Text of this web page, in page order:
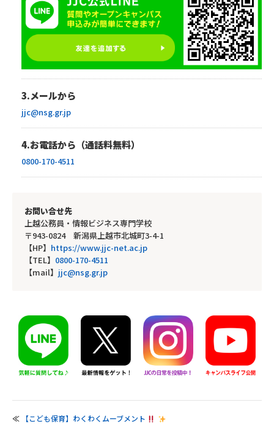
3.メールから
jjc@nsg.gr.jp
4.お電話から（通話料無料）
0800-170-4511
お問い合せ先
上越公務員・情報ビジネス専門学校
〒943-0824 新潟県上越市北城町3-4-1
【HP】 https://www.jjc-net.ac.jp
【TEL】 0800-170-4511
【mail】 jjc@nsg.gr.jp
≪ 【こども保育】わくわくムーブメント